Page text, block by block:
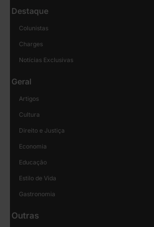
Destaque
Colunistas
Charges
Notícias Exclusivas
Geral
Artigos
Cultura
Direito e Justiça
Economia
Educação
Estilo de Vida
Gastronomia
Outras